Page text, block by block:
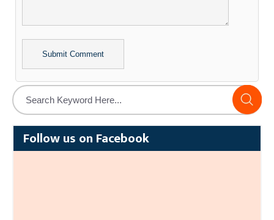
Alternative:
Follow us on Facebook